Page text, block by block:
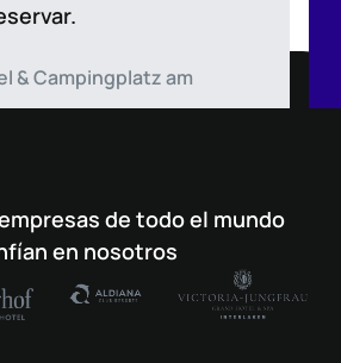
& Campingplatz am
de todo el mundo
en nosotros